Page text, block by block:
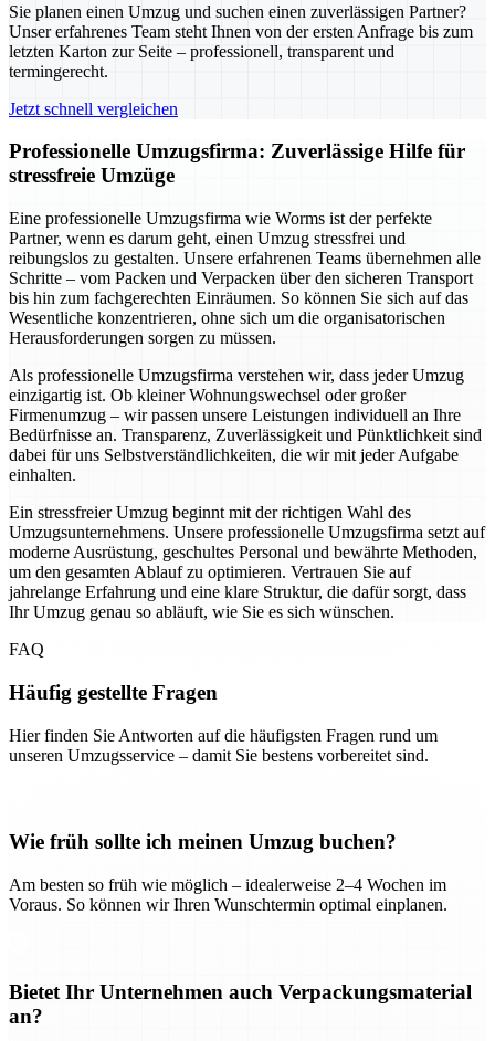
Sie planen einen Umzug und suchen einen zuverlässigen Partner?
Unser erfahrenes Team steht Ihnen von der ersten Anfrage bis zum
letzten Karton zur Seite – professionell, transparent und
termingerecht.
Jetzt schnell vergleichen
Professionelle Umzugsfirma: Zuverlässige Hilfe für
stressfreie Umzüge
Eine professionelle Umzugsfirma wie Worms ist der perfekte
Partner, wenn es darum geht, einen Umzug stressfrei und
reibungslos zu gestalten. Unsere erfahrenen Teams übernehmen alle
Schritte – vom Packen und Verpacken über den sicheren Transport
bis hin zum fachgerechten Einräumen. So können Sie sich auf das
Wesentliche konzentrieren, ohne sich um die organisatorischen
Herausforderungen sorgen zu müssen.
Als professionelle Umzugsfirma verstehen wir, dass jeder Umzug
einzigartig ist. Ob kleiner Wohnungswechsel oder großer
Firmenumzug – wir passen unsere Leistungen individuell an Ihre
Bedürfnisse an. Transparenz, Zuverlässigkeit und Pünktlichkeit sind
dabei für uns Selbstverständlichkeiten, die wir mit jeder Aufgabe
einhalten.
Ein stressfreier Umzug beginnt mit der richtigen Wahl des
Umzugsunternehmens. Unsere professionelle Umzugsfirma setzt auf
moderne Ausrüstung, geschultes Personal und bewährte Methoden,
um den gesamten Ablauf zu optimieren. Vertrauen Sie auf
jahrelange Erfahrung und eine klare Struktur, die dafür sorgt, dass
Ihr Umzug genau so abläuft, wie Sie es sich wünschen.
FAQ
Häufig gestellte Fragen
Hier finden Sie Antworten auf die häufigsten Fragen rund um
unseren Umzugsservice – damit Sie bestens vorbereitet sind.
Wie früh sollte ich meinen Umzug buchen?
Am besten so früh wie möglich – idealerweise 2–4 Wochen im
Voraus. So können wir Ihren Wunschtermin optimal einplanen.
Bietet Ihr Unternehmen auch Verpackungsmaterial
an?